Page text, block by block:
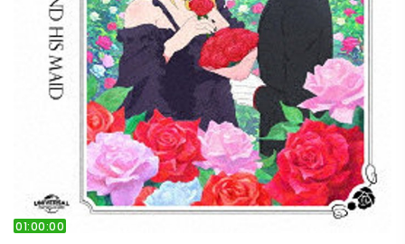
01:00:00